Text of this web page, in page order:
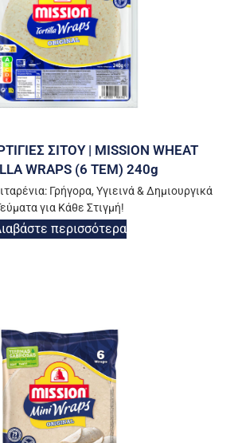
ΣΙΤΟΥ | MISSION WHEAT
WRAPS (6 ΤΕΜ) 240g
Γρήγορα, Υγιεινά & Δημιουργικά
για Κάθε Στιγμή!
περισσότερα